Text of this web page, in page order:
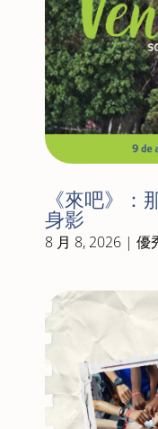
《來吧》：
身影
8 月 8, 2026| 優